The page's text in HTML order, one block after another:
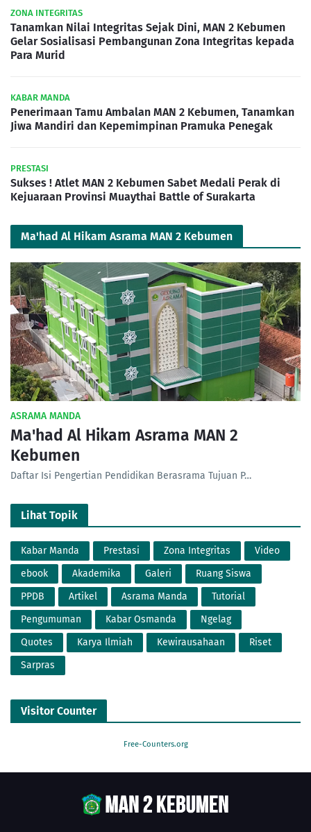
ZONA INTEGRITAS
Tanamkan Nilai Integritas Sejak Dini, MAN 2 Kebumen
Gelar Sosialisasi Pembangunan Zona Integritas kepada
Para Murid
KABAR MANDA
Penerimaan Tamu Ambalan MAN 2 Kebumen, Tanamkan
Jiwa Mandiri dan Kepemimpinan Pramuka Penegak
PRESTASI
Sukses ! Atlet MAN 2 Kebumen Sabet Medali Perak di
Kejuaraan Provinsi Muaythai Battle of Surakarta
Ma'had Al Hikam Asrama MAN 2 Kebumen
ASRAMA MANDA
Ma'had Al Hikam Asrama MAN 2
Kebumen
Daftar Isi Pengertian Pendidikan Berasrama Tujuan P…
Lihat Topik
Kabar Manda Prestasi Zona Integritas
Video
ebook
Akademika Galeri
Ruang Siswa
PPDB
Artikel Asrama Manda
Tutorial
Pengumuman
Kabar Osmanda
Ngelag
Quotes
Karya Ilmiah Kewirausahaan
Riset
Sarpras
Visitor Counter
Free-Counters.org